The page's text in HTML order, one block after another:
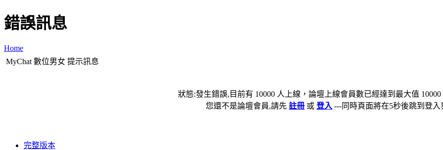
錯誤訊息
Home
MyChat 數位男女 提示訊息
狀態:發生錯誤,目前有 10000 人上線，論壇上線會員數已經達到最大值
您還不是論壇會員,請先 註冊 或 登入 ---同時頁面將在5秒後跳到登入
完整版本